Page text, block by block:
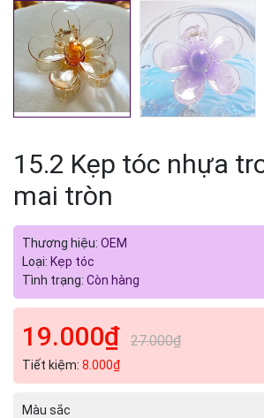
15.2 Kẹp tóc nhựa
mai tròn
Thương hiệu: OEM
Loại: Kẹp tóc
Tình trạng: Còn hàng
19.000₫ 27.000₫
Tiết kiệm: 8.000₫
Màu sắc